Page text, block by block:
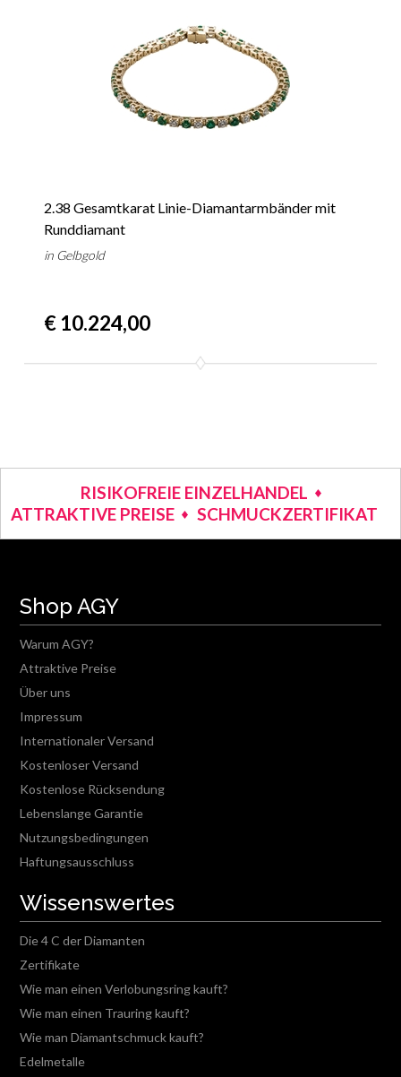
2.38 Gesamtkarat Linie-Diamantarmbänder mit
Runddiamant
in Gelbgold
€ 10.224,00
RISIKOFREIE EINZELHANDEL
ATTRAKTIVE PREISE
SCHMUCKZERTIFIKAT
Shop AGY
Warum AGY?
Attraktive Preise
Über uns
Impressum
Internationaler Versand
Kostenloser Versand
Kostenlose Rücksendung
Lebenslange Garantie
Nutzungsbedingungen
Haftungsausschluss
Wissenswertes
Die 4 C der Diamanten
Zertifikate
Wie man einen Verlobungsring kauft?
Wie man einen Trauring kauft?
Wie man Diamantschmuck kauft?
Edelmetalle